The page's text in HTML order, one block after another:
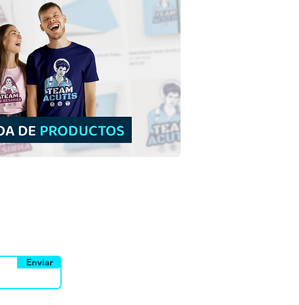
San Juan Pablo II, Papa |
Descarga gratuita
Ilustración a color sin fondo
en PNG
Enviar